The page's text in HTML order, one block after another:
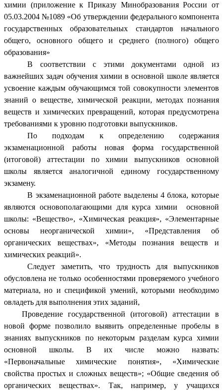
химии (приложение к Приказу Минобразования России от
05.03.2004 №1089 «Об утверждении федерального компонента
государственных образовательных стандартов начального
общего, основного общего и среднего (полного) общего
образования»
В соответствии с этими документами одной из
важнейших задач обучения химии в основной школе является
усвоение каждым обучающимся той совокупности элементов
знаний о веществе, химической реакции, методах познания
веществ и химических превращений, которая предусмотрена
требованиями к уровню подготовки выпускников.
По подходам к определению содержания
экзаменационной работы новая форма государственной
(итоговой) аттестации по химии выпускников основной
школы является аналогичной единому государственному
экзамену.
В экзаменационной работе выделены 4 блока, которые
являются основополагающими для курса химии основной
школы: «Вещество», «Химическая реакция», «Элементарные
основы неорганической химии», «Представления об
органических веществах», «Методы познания веществ и
химических реакций».
Следует заметить, что трудность для выпускников
обусловлена не только особенностями проверяемого учебного
материала, но и спецификой умений, которыми необходимо
овладеть для выполнения этих заданий,
Проведение государственной (итоговой) аттестации в
новой форме позволило выявить определенные пробелы в
знаниях выпускников по некоторым разделам курса химии
основной школы. В их числе можно назвать:
«Первоначальные химические понятия», «Химические
свойства простых и сложных веществ»; «Общие сведения об
органических веществах». Так, например, у учащихся